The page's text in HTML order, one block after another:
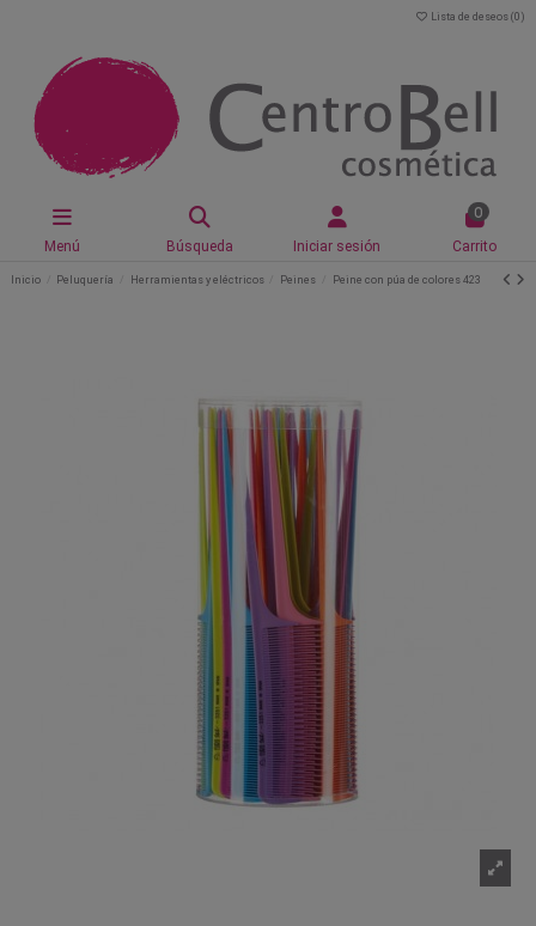
Lista de deseos (0 )
Menú Búsqueda Iniciar sesión
0
Carrito
Inicio Peluquería Herramientas y eléctricos Peines Peine con púa de colores 423